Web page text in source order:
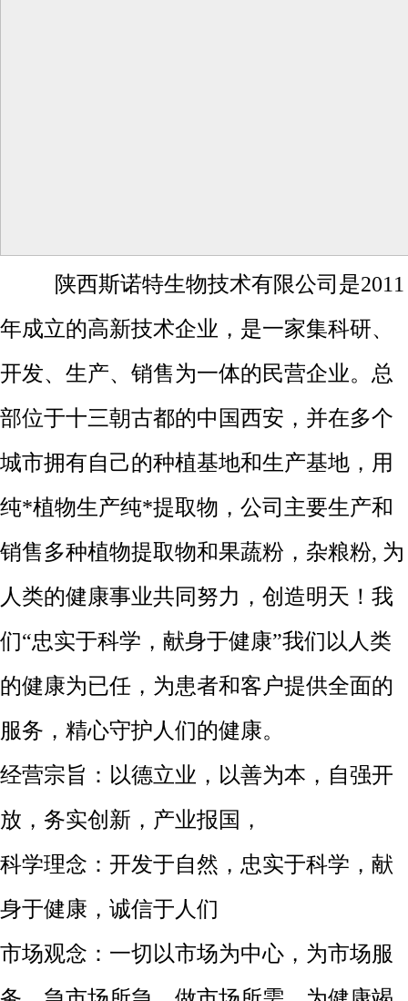
陕西斯诺特生物技术有限公司是2011
年成立的高新技术企业，是一家集科研、
开发、生产、销售为一体的民营企业。总
部位于十三朝古都的中国西安，并在多个
城市拥有自己的种植基地和生产基地，用
纯*植物生产纯*提取物，公司主要生产和
销售多种植物提取物和果蔬粉，杂粮粉, 为
人类的健康事业共同努力，创造明天！我
们“忠实于科学，献身于健康”我们以人类
的健康为已任，为患者和客户提供全面的
服务，精心守护人们的健康。
经营宗旨：以德立业，以善为本，自强开
放，务实创新，产业报国，
科学理念：开发于自然，忠实于科学，献
身于健康，诚信于人们
市场观念：一切以市场为中心，为市场服